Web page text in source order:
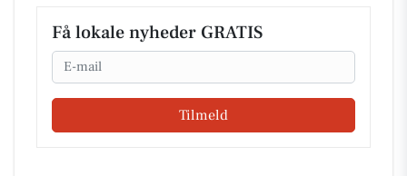
Få lokale nyheder GRATIS
Email
Tilmeld